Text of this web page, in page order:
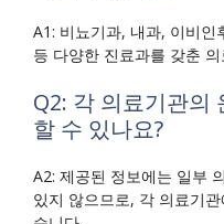
A1: 비뇨기과, 내과, 이비
등 다양한 진료과를 갖춘
Q2: 각 의료기관의
할 수 있나요?
A2: 제공된 정보에는 일부
있지 않으므로, 각 의료기